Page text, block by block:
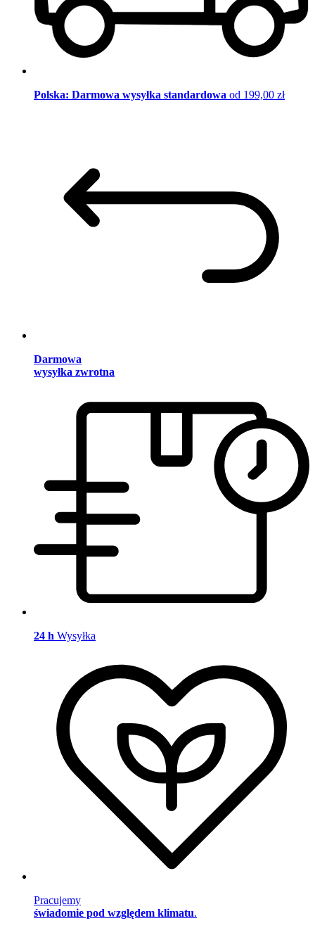
Polska: Darmowa wysyłka standardowa od 199,00 zł
Darmowa
wysyłka zwrotna
24 h Wysyłka
Pracujemy
świadomie pod względem klimatu.